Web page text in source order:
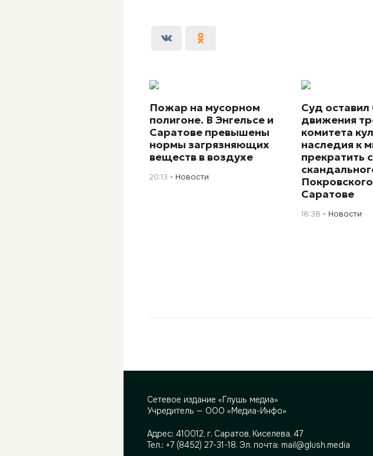
Пожар на мусорном
полигоне. В Энгельсе и
Саратове превышены
нормы загрязняющих
веществ в воздухе
20:13 Новости
Суд оставил
движения
комитета
наследия к
прекратить
Саратове
18:38 Новости
Сетевое издание «Глушь медиа»
Учредитель — ООО «Медиа-Инфо»
Адрес: 410012, г. Саратов, Киселева, 47
Тел.: +7 (8452) 27-31-18. Эл. почта: mail@glush.media